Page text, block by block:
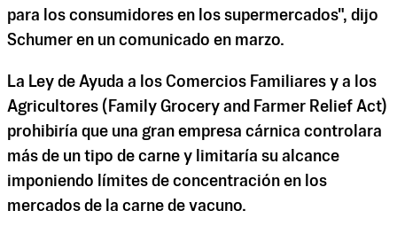
para los consumidores en los supermercados", dijo
Schumer en un comunicado en marzo.
La Ley de Ayuda a los Comercios Familiares y a los
Agricultores (Family Grocery and Farmer Relief Act)
prohibiría que una gran empresa cárnica controlara
más de un tipo de carne y limitaría su alcance
imponiendo límites de concentración en los
mercados de la carne de vacuno.